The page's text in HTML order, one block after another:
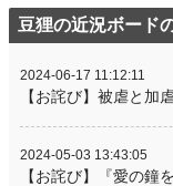
豆狸の近況ボード
2024-06-17 11:12:11
【お詫び】被虐と加
2024-05-03 13:43:05
【お詫び】『愛の鐘